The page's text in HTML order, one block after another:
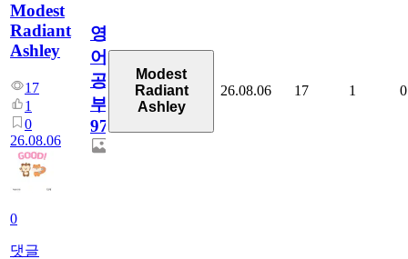
Modest
Radiant
Ashley
17
1
0
26.08.06
0
댓글
영
어
공
부
97
Modest
Radiant
Ashley
26.08.06 17 1 0